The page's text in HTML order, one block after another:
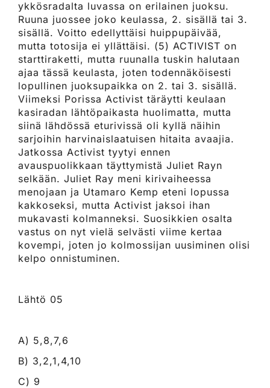
ykkösradalta luvassa on erilainen juoksu.
Ruuna juossee joko keulassa, 2. sisällä tai 3.
sisällä. Voitto edellyttäisi huippupäivää,
mutta totosija ei yllättäisi. (5) ACTIVIST on
starttiraketti, mutta ruunalla tuskin halutaan
ajaa tässä keulasta, joten todennäköisesti
lopullinen juoksupaikka on 2. tai 3. sisällä.
Viimeksi Porissa Activist täräytti keulaan
kasiradan lähtöpaikasta huolimatta, mutta
siinä lähdössä eturivissä oli kyllä näihin
sarjoihin harvinaislaatuisen hitaita avaajia.
Jatkossa Activist tyytyi ennen
avauspuolikkaan täyttymistä Juliet Rayn
selkään. Juliet Ray meni kirivaiheessa
menojaan ja Utamaro Kemp eteni lopussa
kakkoseksi, mutta Activist jaksoi ihan
mukavasti kolmanneksi. Suosikkien osalta
vastus on nyt vielä selvästi viime kertaa
kovempi, joten jo kolmossijan uusiminen olisi
kelpo onnistuminen.
Lähtö 05
A) 5,8,7,6
B) 3,2,1,4,10
C) 9